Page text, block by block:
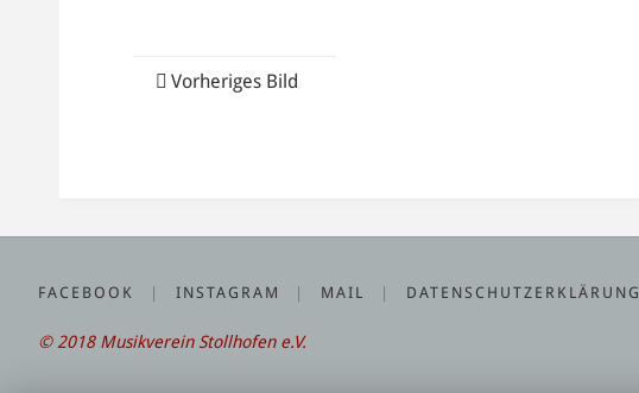
Vorheriges Bild
FACEBOOK INSTAGRAM MAIL DATENSCHUTZERKLÄRUNG
© 2018 Musikverein Stollhofen e.V.